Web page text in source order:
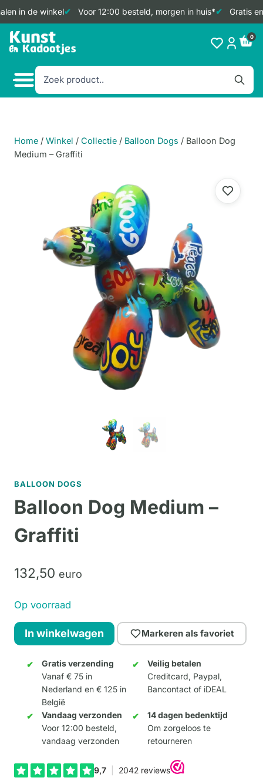
in de winkel Voor 12:00 besteld, morgen in huis* Gratis
Doorgaan
naar
0
Home / Winkel / Collectie / Balloon Dogs / Balloon Dog
Medium – Graffiti
BALLOON DOGS
Balloon Dog Medium –
Graffiti
132,50 euro
Op voorraad
Balloon
Dog
Medium
Graffiti
aantal
In winkelwagen Markeren als favoriet
Gratis verzending
Vanaf € 75 in
Nederland en € 125 in
België
Veilig betalen
Creditcard, Paypal,
Bancontact of iDEAL
Vandaag verzonden
Voor 12:00 besteld,
vandaag verzonden
14 dagen bedenktijd
Om zorgeloos te
retourneren